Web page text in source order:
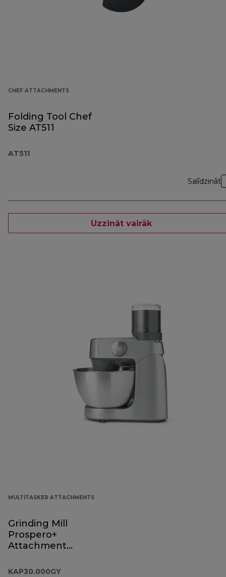
CHEF ATTACHMENTS
Folding Tool Chef
Size AT511
AT511
Salīdzināt
Uzzināt vairāk
MULTITASKER ATTACHMENTS
Grinding Mill
Prospero+
Attachment
KAP30.000GY